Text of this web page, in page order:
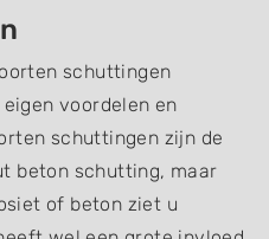
schuttingen
voordelen en
schuttingen zijn de
beton schutting, maar
of beton ziet u